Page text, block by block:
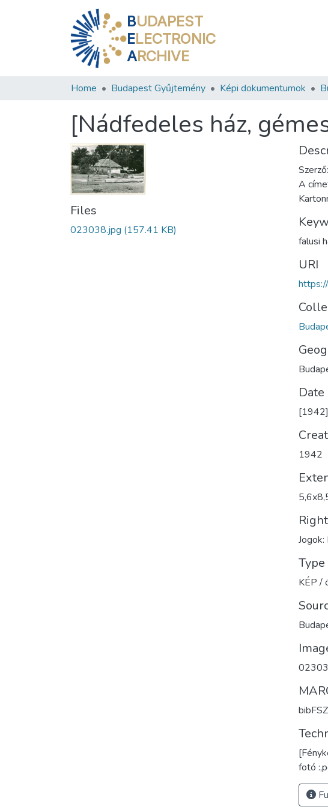
BUDAPEST
ELECTRONIC
ARCHIVE
Home Budapest Gyűjtemény Képi dokumentumok
[Nádfedeles ház,
Files
023038.jpg (157.41 KB)
A
falusi
URI
Date
[1942]
1942
Jogok:
Type
KÉP /
fotó